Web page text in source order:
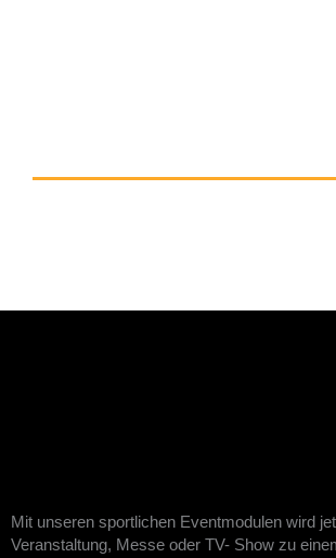
Mit unseren sportlichen Eventmodulen wird
Veranstaltung, Messe oder TV- Show zu